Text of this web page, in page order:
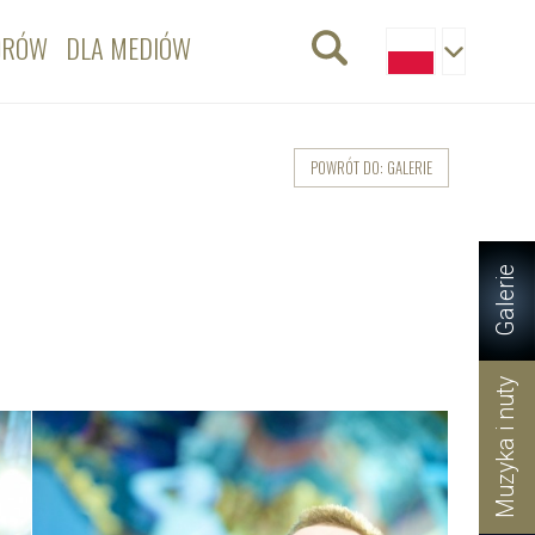
Galerie
Muzyka i nuty
DLA MEDIÓW
POWRÓT DO: GALERIE